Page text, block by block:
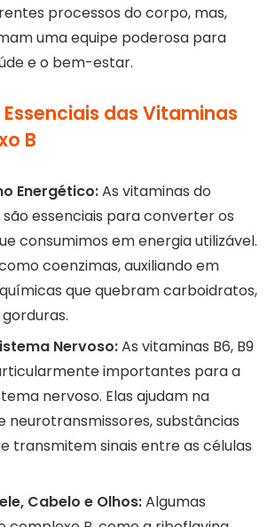
processos do corpo, mas,
uma equipe poderosa para
e o bem-estar.
Essenciais das Vitaminas
B
Energético:As vitaminas do
essenciais para converter os
consumimos em energia utilizável.
coenzimas, auxiliando em
que quebram carboidratos,
Nervoso:As vitaminas B6, B9
importantes para a
nervoso. Elas ajudam na
neurotransmissores, substâncias
transmitem sinais entre as células
Cabelo e Olhos:Algumas